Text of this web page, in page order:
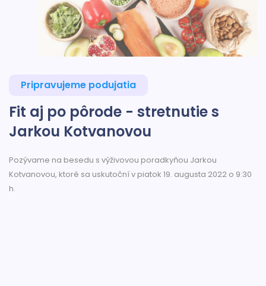
Pripravujeme podujatia
Fit aj po pôrode - stretnutie s
Jarkou Kotvanovou
Pozývame na besedu s výživovou poradkyňou Jarkou
Kotvanovou, ktoré sa uskutoční v piatok 19. augusta 2022 o 9:30
h.